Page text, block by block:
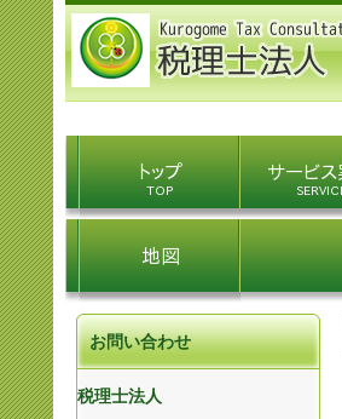
お問い合わせ
税理士法人